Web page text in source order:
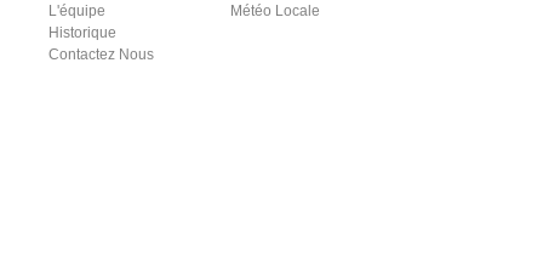
L'équipe
Historique
Contactez Nous
Météo Locale